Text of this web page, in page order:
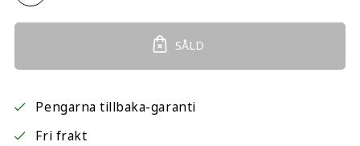
SÅLD
Pengarna tillbaka-garanti
Fri frakt